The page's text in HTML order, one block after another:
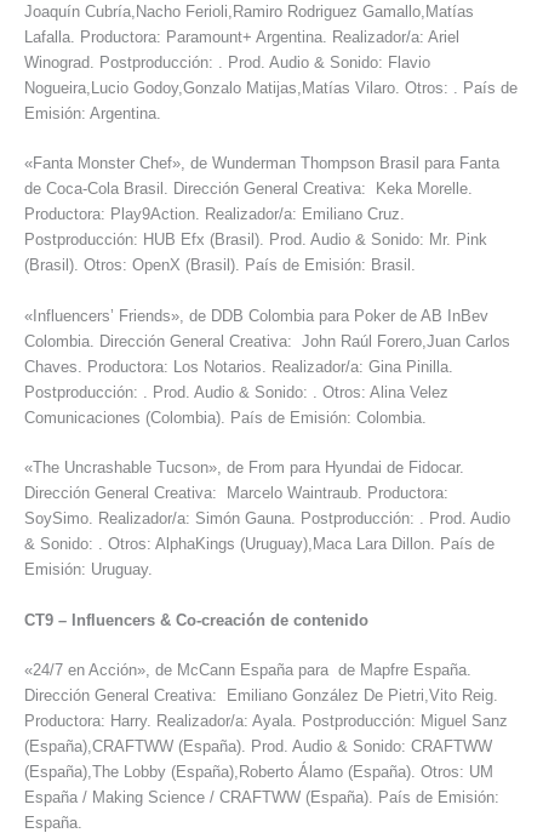
Joaquín Cubría,Nacho Ferioli,Ramiro Rodriguez Gamallo,Matías
Lafalla. Productora: Paramount+ Argentina. Realizador/a: Ariel
Winograd. Postproducción: . Prod. Audio & Sonido: Flavio
Nogueira,Lucio Godoy,Gonzalo Matijas,Matías Vilaro. Otros: . País de
Emisión: Argentina.
«Fanta Monster Chef», de Wunderman Thompson Brasil para Fanta
de Coca-Cola Brasil. Dirección General Creativa: Keka Morelle.
Productora: Play9Action. Realizador/a: Emiliano Cruz.
Postproducción: HUB Efx (Brasil). Prod. Audio & Sonido: Mr. Pink
(Brasil). Otros: OpenX (Brasil). País de Emisión: Brasil.
«Influencers’ Friends», de DDB Colombia para Poker de AB InBev
Colombia. Dirección General Creativa: John Raúl Forero,Juan Carlos
Chaves. Productora: Los Notarios. Realizador/a: Gina Pinilla.
Postproducción: . Prod. Audio & Sonido: . Otros: Alina Velez
Comunicaciones (Colombia). País de Emisión: Colombia.
«The Uncrashable Tucson», de From para Hyundai de Fidocar.
Dirección General Creativa: Marcelo Waintraub. Productora:
SoySimo. Realizador/a: Simón Gauna. Postproducción: . Prod. Audio
& Sonido: . Otros: AlphaKings (Uruguay),Maca Lara Dillon. País de
Emisión: Uruguay.
CT9 – Influencers & Co-creación de contenido
«24/7 en Acción», de McCann España para de Mapfre España.
Dirección General Creativa: Emiliano González De Pietri,Vito Reig.
Productora: Harry. Realizador/a: Ayala. Postproducción: Miguel Sanz
(España),CRAFTWW (España). Prod. Audio & Sonido: CRAFTWW
(España),The Lobby (España),Roberto Álamo (España). Otros: UM
España / Making Science / CRAFTWW (España). País de Emisión:
España.